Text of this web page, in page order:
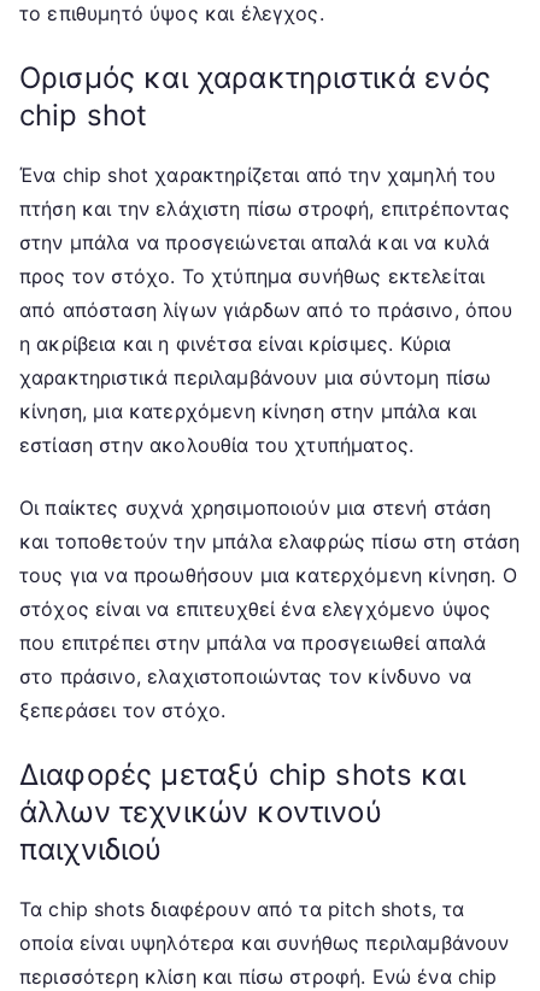
το επιθυμητό ύψος και έλεγχος.
Ορισμός και χαρακτηριστικά ενός
chip shot
Ένα chip shot χαρακτηρίζεται από την χαμηλή του
πτήση και την ελάχιστη πίσω στροφή, επιτρέποντας
στην μπάλα να προσγειώνεται απαλά και να κυλά
προς τον στόχο. Το χτύπημα συνήθως εκτελείται
από απόσταση λίγων γιάρδων από το πράσινο, όπου
η ακρίβεια και η φινέτσα είναι κρίσιμες. Κύρια
χαρακτηριστικά περιλαμβάνουν μια σύντομη πίσω
κίνηση, μια κατερχόμενη κίνηση στην μπάλα και
εστίαση στην ακολουθία του χτυπήματος.
Οι παίκτες συχνά χρησιμοποιούν μια στενή στάση
και τοποθετούν την μπάλα ελαφρώς πίσω στη στάση
τους για να προωθήσουν μια κατερχόμενη κίνηση. Ο
στόχος είναι να επιτευχθεί ένα ελεγχόμενο ύψος
που επιτρέπει στην μπάλα να προσγειωθεί απαλά
στο πράσινο, ελαχιστοποιώντας τον κίνδυνο να
ξεπεράσει τον στόχο.
Διαφορές μεταξύ chip shots και
άλλων τεχνικών κοντινού
παιχνιδιού
Τα chip shots διαφέρουν από τα pitch shots, τα
οποία είναι υψηλότερα και συνήθως περιλαμβάνουν
περισσότερη κλίση και πίσω στροφή. Ενώ ένα chip